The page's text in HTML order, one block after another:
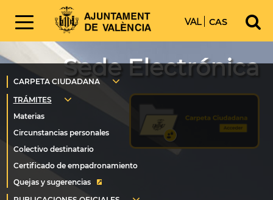
VAL CAS
Sede Electrónica
Quejas y sugerencias